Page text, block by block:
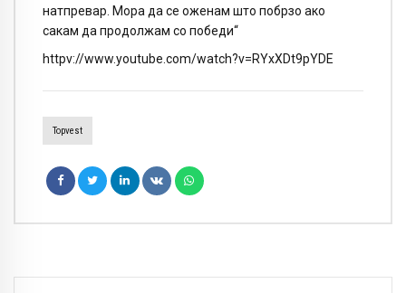
натпревар. Мора да се оженам што побрзо ако
сакам да продолжам со победи“
httpv://www.youtube.com/watch?v=RYxXDt9pYDE
Topvest